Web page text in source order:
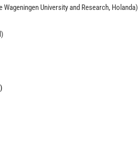
Wageningen University and Research, Holanda)